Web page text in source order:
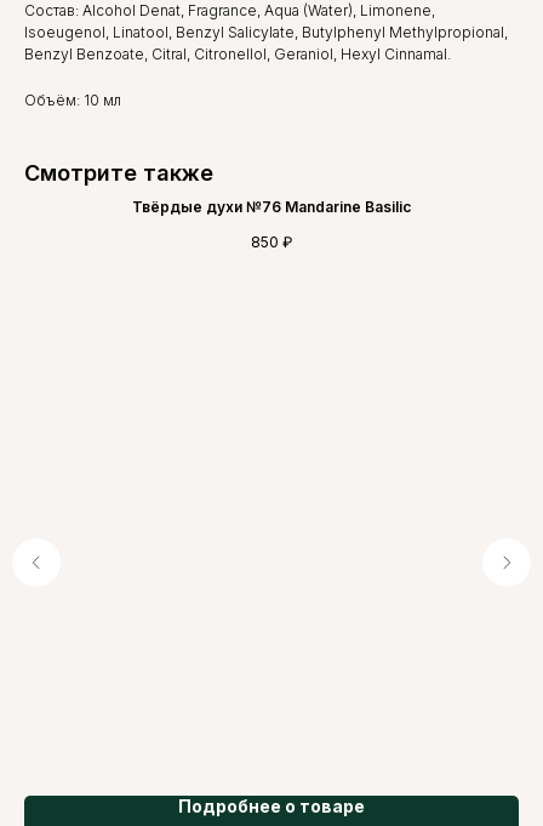
Состав: Alcohol Denat, Fragrance, Aqua (Water), Limonene,
Isoeugenol, Linatool, Benzyl Salicylate, Butylphenyl Methylpropional,
Benzyl Benzoate, Citral, Citronellol, Geraniol, Hexyl Cinnamal.
Объём: 10 мл
Смотрите также
Твёрдые духи №76 Mandarine Basilic
850 ₽
Подробнее о товаре